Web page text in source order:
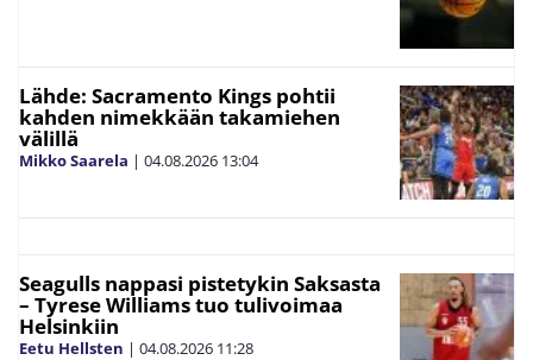
Lähde: Sacramento Kings pohtii
kahden nimekkään takamiehen
välillä
Mikko Saarela | 04.08.2026 13:04
Seagulls nappasi pistetykin Saksasta
– Tyrese Williams tuo tulivoimaa
Helsinkiin
Eetu Hellsten | 04.08.2026 11:28